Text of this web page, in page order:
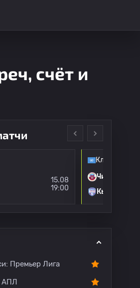
счёт и
15.08
19:00
Клубные
Читтаделла
Кьоны
Премьер Лига
АПЛ